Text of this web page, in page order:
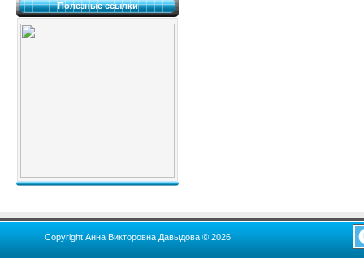
Полезные ссылки
Copyright Анна Викторовна Давыдова © 2026